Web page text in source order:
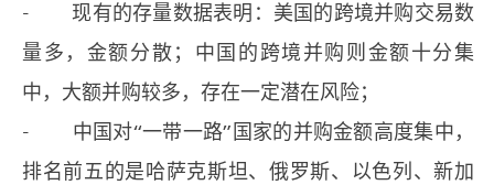
- 现有的存量数据表明：美国的跨境并购交易数
量多，金额分散；中国的跨境并购则金额十分集
中，大额并购较多，存在一定潜在风险；
- 中国对“一带一路”国家的并购金额高度集中，
排名前五的是哈萨克斯坦、俄罗斯、以色列、新加